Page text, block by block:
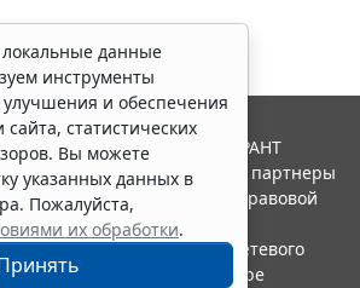
данные
инструменты
и обеспечения
сайта, статистических
Вы можете
указанных данных в
Пожалуйста,
их обработки.
СЕРВИС", 2026. Система ГАРАНТ
года. Компания "Гарант" и ее партнеры
Российской ассоциации правовой
в качестве сетевого
службой по надзору в сфере